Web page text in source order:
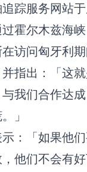
踪服务网站
霍尔木兹海
访问匈牙利
指出：「这
我们合作达
」
：「如果他
他们不会有